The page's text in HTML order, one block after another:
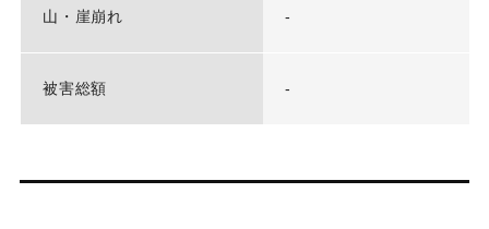
山・崖崩れ -
被害総額 -